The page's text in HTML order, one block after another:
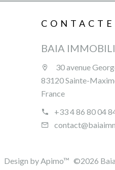
BAIA
30 avenue
83120 Sainte-
France
+33 4 86 80 04
Design byApimo™ ©2026